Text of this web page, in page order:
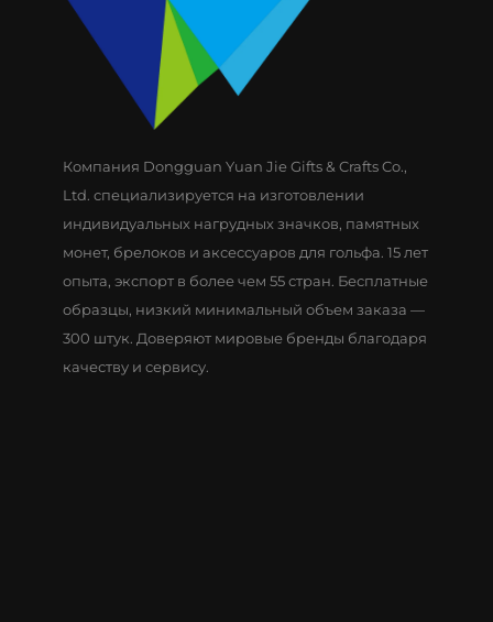
Компания Dongguan Yuan Jie Gifts & Crafts Co.,
Ltd. специализируется на изготовлении
индивидуальных нагрудных значков, памятных
монет, брелоков и аксессуаров для гольфа. 15 лет
опыта, экспорт в более чем 55 стран. Бесплатные
образцы, низкий минимальный объем заказа —
300 штук. Доверяют мировые бренды благодаря
качеству и сервису.